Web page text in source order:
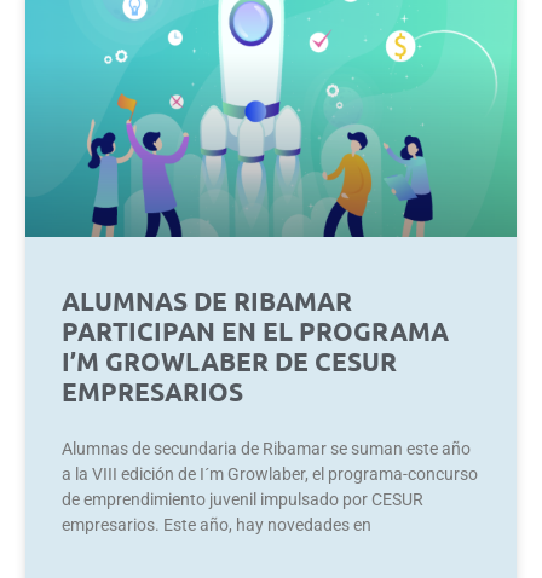
ALUMNAS DE RIBAMAR
PARTICIPAN EN EL PROGRAMA
I’M GROWLABER DE CESUR
EMPRESARIOS
Alumnas de secundaria de Ribamar se suman este año
a la VIII edición de I´m Growlaber, el programa-concurso
de emprendimiento juvenil impulsado por CESUR
empresarios. Este año, hay novedades en